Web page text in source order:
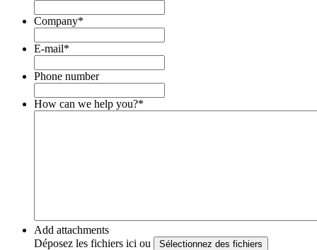
Company*
E-mail*
Phone number
How can we help you?*
Add attachments
Déposez les fichiers ici ou
Sélectionnez des fichiers